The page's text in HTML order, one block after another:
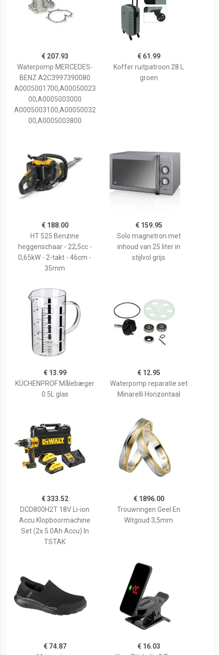
€ 207.93
Waterpomp MERCEDES-
BENZ A2C3997390080
A0005001700,A00050023
00,A0005003000
A0005003100,A00050032
00,A0005003800
€ 61.99
Koffer ruitpatroon 28 L
groen
€ 188.00
HT 525 Benzine
heggenschaar - 22,5cc -
0,65kW - 2-takt - 46cm -
35mm
€ 159.95
Solo magnetron met
inhoud van 25 liter in
stijlvol grijs
€ 13.99
KÜCHENPROF Målebæger
0.5L glas
€ 12.95
Waterpomp reparatie set
Minarelli Horizontaal
€ 333.52
DCD800H2T 18V Li-ion
Accu Klopboormachine
Set (2x 5.0Ah Accu) In
TSTAK
€ 1896.00
Trouwringen Geel En
Witgoud 3,5mm
€ 74.87
€ 16.03